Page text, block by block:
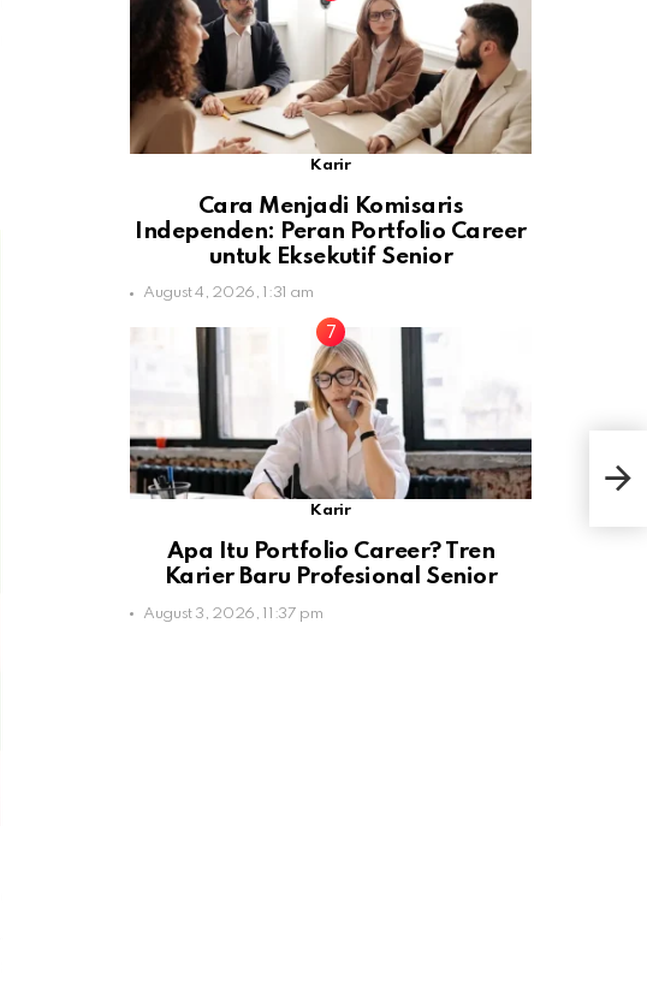
Karir
Cara Menjadi Komisaris
Independen: Peran Portfolio Career
untuk Eksekutif Senior
August 4, 2026, 1:31 am
Karir
Apa Itu Portfolio Career? Tren
Karier Baru Profesional Senior
August 3, 2026, 11:37 pm
Ini